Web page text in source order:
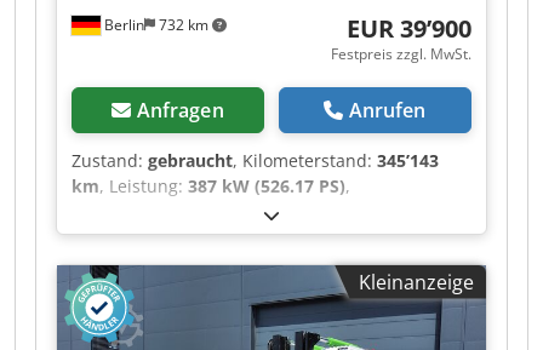
Berlin 732 km EUR 39’900
Festpreis zzgl. MwSt.
Anfragen Anrufen
Zustand: gebraucht, Kilometerstand: 345’143
km, Leistung: 387 kW (526.17 PS),
, Kraftstofftyp:
Leergewicht:6’870 kg, maximales Ladegewicht:
11’130 kg, Gesamtgewicht:18’000 kg, Achsen-
Konfiguration:
3’800 mm,
nächste Prüfung (TÜV):05/2026 , Farbe:Blau,
Fahrerkabine:
Sonstige , Getriebetyp:
Kleinanzeige